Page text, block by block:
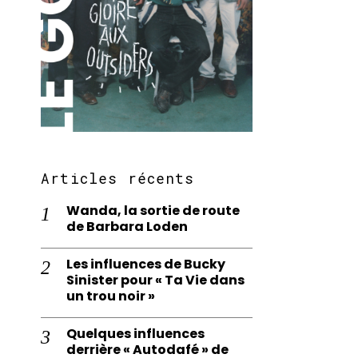
Articles récents
Wanda, la sortie de route
de Barbara Loden
Les influences de Bucky
Sinister pour « Ta Vie dans
un trou noir »
Quelques influences
derrière « Autodafé » de